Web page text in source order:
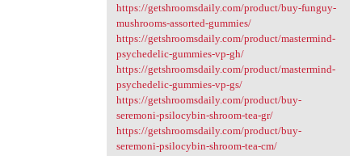
https://getshroomsdaily.com/product/buy-funguy-
mushrooms-assorted-gummies/
https://getshroomsdaily.com/product/mastermind-
psychedelic-gummies-vp-gh/
https://getshroomsdaily.com/product/mastermind-
psychedelic-gummies-vp-gs/
https://getshroomsdaily.com/product/buy-
seremoni-psilocybin-shroom-tea-gr/
https://getshroomsdaily.com/product/buy-
seremoni-psilocybin-shroom-tea-cm/